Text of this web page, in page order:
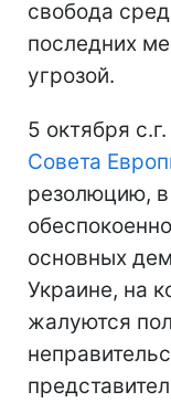
свобода
последних
угрозой.
5 октября с.г.
Совета
резолюцию, в
основных
Украине, на
жалуются